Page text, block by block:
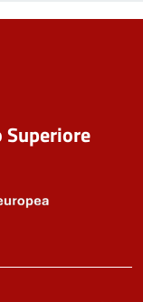
Superiore